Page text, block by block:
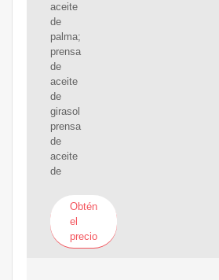
aceite
de
palma;
prensa
de
aceite
de
girasol
prensa
de
aceite
de
Obtén
el
precio